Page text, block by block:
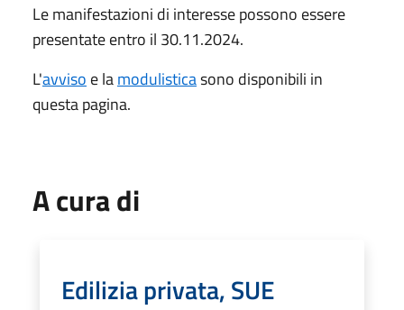
Le manifestazioni di interesse possono essere
presentate entro il 30.11.2024.
L'avviso e lamodulisticasono disponibili in
questa pagina.
A cura di
Edilizia privata, SUE